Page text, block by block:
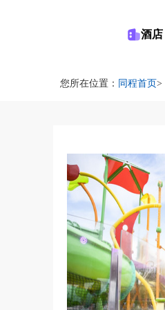
酒店
您所在位置： 同程首页>